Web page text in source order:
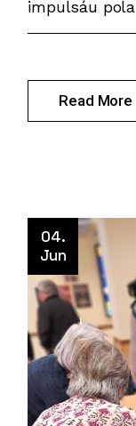
impulsáu pola
Read More
04.
Jun